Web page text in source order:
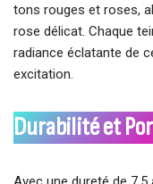
tons rouges et roses,
rose délicat. Chaque
radiance éclatante de
excitation.
Durabilité et